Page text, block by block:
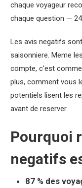
chaque voyageur
chaque question —
Les avis negatifs
saisonniere. Meme
compte, c'est
plus, comment vous
potentiels lisent les
avant de reserver.
Pourquoi
negatifs
87 % des